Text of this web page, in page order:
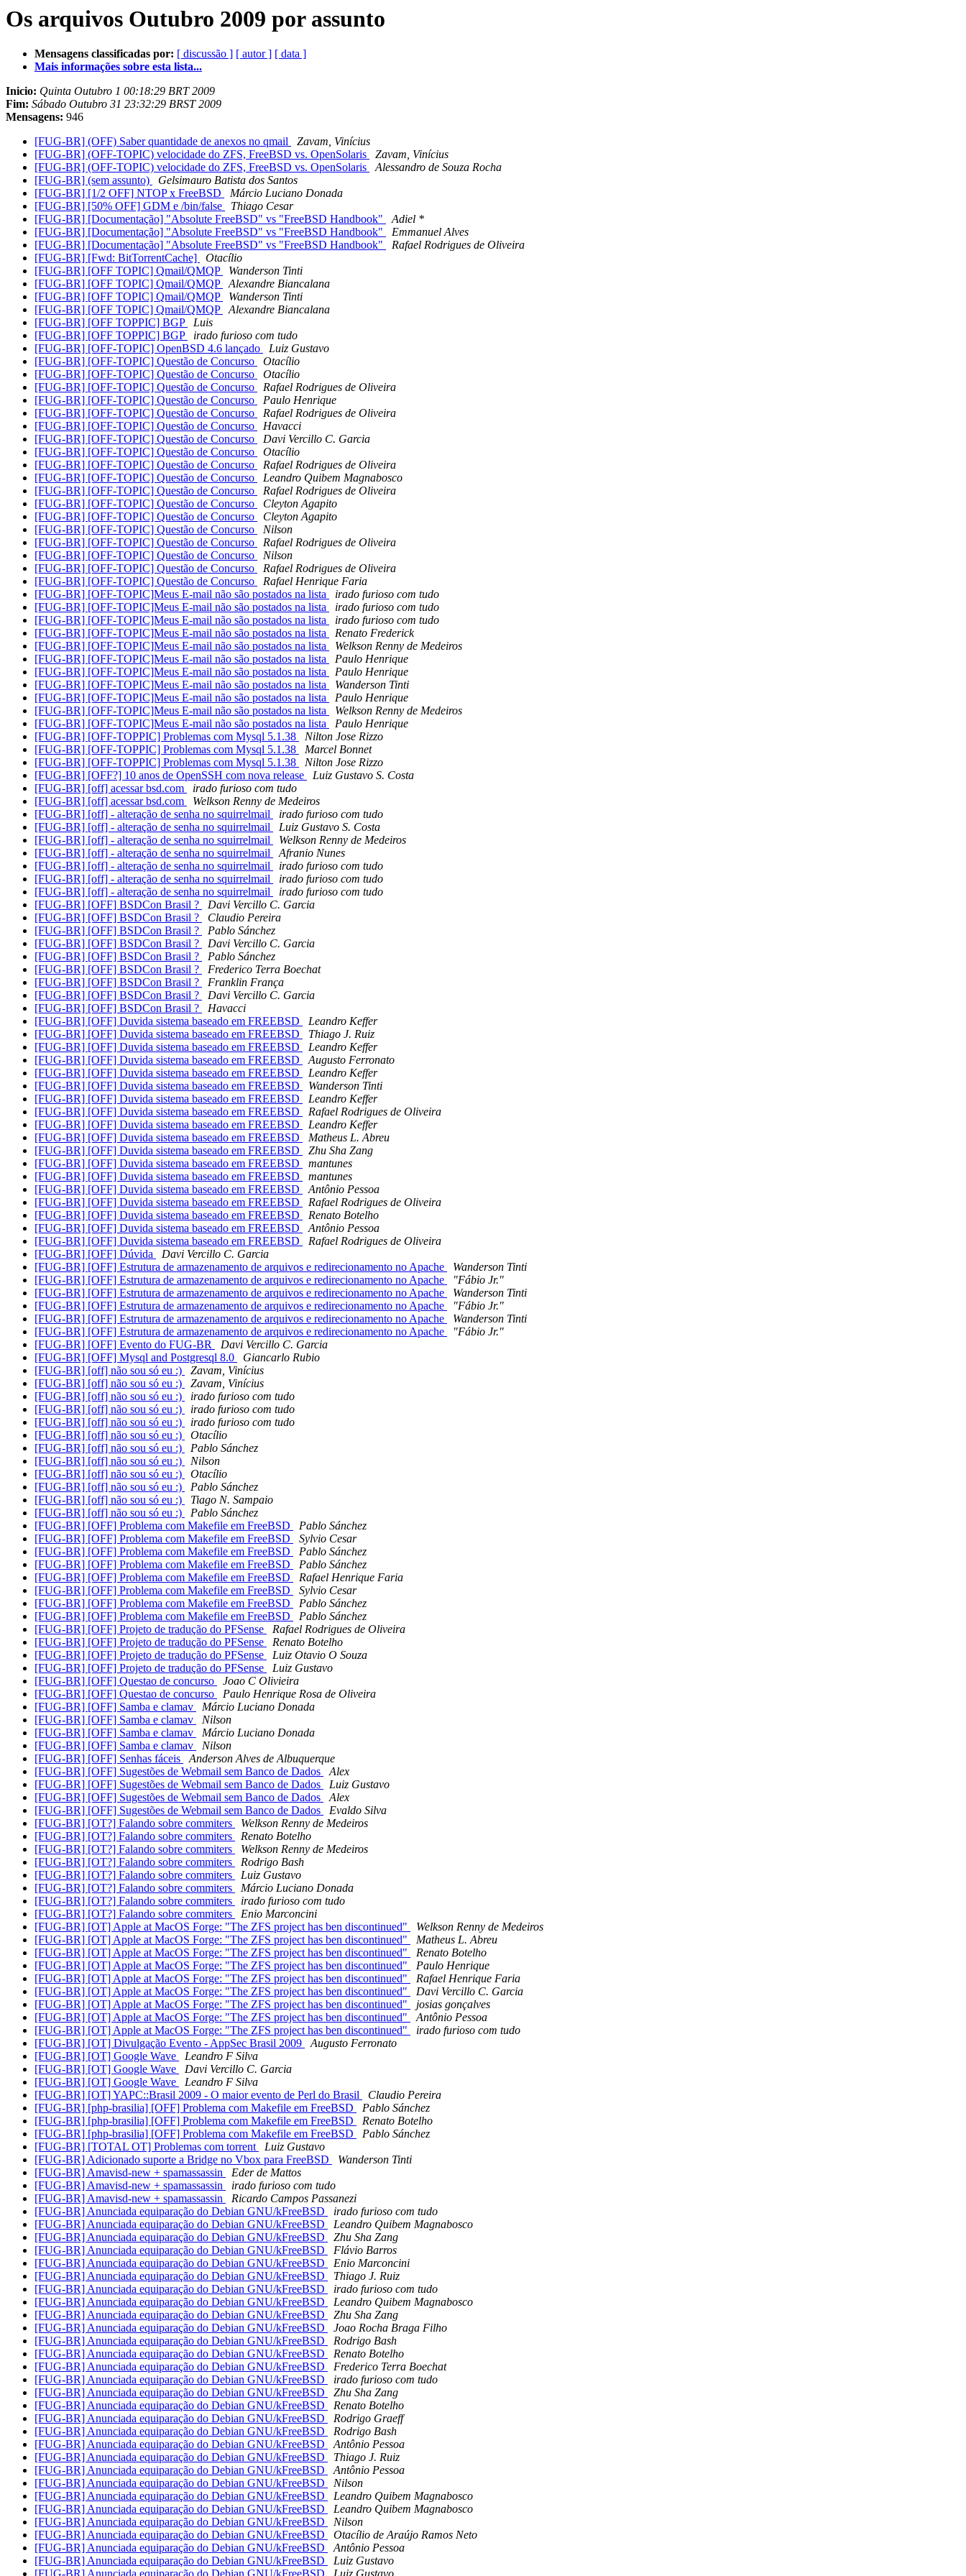
Os arquivos Outubro 2009 por assunto
Mensagens classificadas por: [ discussão ] [ autor ] [ data ]
Mais informações sobre esta lista...
Inicio: Quinta Outubro 1 00:18:29 BRT 2009
Fim: Sábado Outubro 31 23:32:29 BRST 2009
Mensagens: 946
[FUG-BR] (OFF) Saber quantidade de anexos no qmail
Zavam, Vinícius
[FUG-BR] (OFF-TOPIC) velocidade do ZFS, FreeBSD vs. OpenSolaris
Zavam, Vinícius
[FUG-BR] (OFF-TOPIC) velocidade do ZFS, FreeBSD vs. OpenSolaris
Alessandro de Souza Rocha
[FUG-BR] (sem assunto)
Gelsimauro Batista dos Santos
[FUG-BR] [1/2 OFF] NTOP x FreeBSD
Márcio Luciano Donada
[FUG-BR] [50% OFF] GDM e /bin/false
Thiago Cesar
[FUG-BR] [Documentação] "Absolute FreeBSD" vs "FreeBSD Handbook"
Adiel *
[FUG-BR] [Documentação] "Absolute FreeBSD" vs "FreeBSD Handbook"
Emmanuel Alves
[FUG-BR] [Documentação] "Absolute FreeBSD" vs "FreeBSD Handbook"
Rafael Rodrigues de Oliveira
[FUG-BR] [Fwd: BitTorrentCache]
Otacílio
[FUG-BR] [OFF TOPIC] Qmail/QMQP
Wanderson Tinti
[FUG-BR] [OFF TOPIC] Qmail/QMQP
Alexandre Biancalana
[FUG-BR] [OFF TOPIC] Qmail/QMQP
Wanderson Tinti
[FUG-BR] [OFF TOPIC] Qmail/QMQP
Alexandre Biancalana
[FUG-BR] [OFF TOPPIC] BGP
Luis
[FUG-BR] [OFF TOPPIC] BGP
irado furioso com tudo
[FUG-BR] [OFF-TOPIC] OpenBSD 4.6 lançado
Luiz Gustavo
[FUG-BR] [OFF-TOPIC] Questão de Concurso
Otacílio
[FUG-BR] [OFF-TOPIC] Questão de Concurso
Otacílio
[FUG-BR] [OFF-TOPIC] Questão de Concurso
Rafael Rodrigues de Oliveira
[FUG-BR] [OFF-TOPIC] Questão de Concurso
Paulo Henrique
[FUG-BR] [OFF-TOPIC] Questão de Concurso
Rafael Rodrigues de Oliveira
[FUG-BR] [OFF-TOPIC] Questão de Concurso
Havacci
[FUG-BR] [OFF-TOPIC] Questão de Concurso
Davi Vercillo C. Garcia
[FUG-BR] [OFF-TOPIC] Questão de Concurso
Otacílio
[FUG-BR] [OFF-TOPIC] Questão de Concurso
Rafael Rodrigues de Oliveira
[FUG-BR] [OFF-TOPIC] Questão de Concurso
Leandro Quibem Magnabosco
[FUG-BR] [OFF-TOPIC] Questão de Concurso
Rafael Rodrigues de Oliveira
[FUG-BR] [OFF-TOPIC] Questão de Concurso
Cleyton Agapito
[FUG-BR] [OFF-TOPIC] Questão de Concurso
Cleyton Agapito
[FUG-BR] [OFF-TOPIC] Questão de Concurso
Nilson
[FUG-BR] [OFF-TOPIC] Questão de Concurso
Rafael Rodrigues de Oliveira
[FUG-BR] [OFF-TOPIC] Questão de Concurso
Nilson
[FUG-BR] [OFF-TOPIC] Questão de Concurso
Rafael Rodrigues de Oliveira
[FUG-BR] [OFF-TOPIC] Questão de Concurso
Rafael Henrique Faria
[FUG-BR] [OFF-TOPIC]Meus E-mail não são postados na lista
irado furioso com tudo
[FUG-BR] [OFF-TOPIC]Meus E-mail não são postados na lista
irado furioso com tudo
[FUG-BR] [OFF-TOPIC]Meus E-mail não são postados na lista
irado furioso com tudo
[FUG-BR] [OFF-TOPIC]Meus E-mail não são postados na lista
Renato Frederick
[FUG-BR] [OFF-TOPIC]Meus E-mail não são postados na lista
Welkson Renny de Medeiros
[FUG-BR] [OFF-TOPIC]Meus E-mail não são postados na lista
Paulo Henrique
[FUG-BR] [OFF-TOPIC]Meus E-mail não são postados na lista
Paulo Henrique
[FUG-BR] [OFF-TOPIC]Meus E-mail não são postados na lista
Wanderson Tinti
[FUG-BR] [OFF-TOPIC]Meus E-mail não são postados na lista
Paulo Henrique
[FUG-BR] [OFF-TOPIC]Meus E-mail não são postados na lista
Welkson Renny de Medeiros
[FUG-BR] [OFF-TOPIC]Meus E-mail não são postados na lista
Paulo Henrique
[FUG-BR] [OFF-TOPPIC] Problemas com Mysql 5.1.38
Nilton Jose Rizzo
[FUG-BR] [OFF-TOPPIC] Problemas com Mysql 5.1.38
Marcel Bonnet
[FUG-BR] [OFF-TOPPIC] Problemas com Mysql 5.1.38
Nilton Jose Rizzo
[FUG-BR] [OFF?] 10 anos de OpenSSH com nova release
Luiz Gustavo S. Costa
[FUG-BR] [off] acessar bsd.com
irado furioso com tudo
[FUG-BR] [off] acessar bsd.com
Welkson Renny de Medeiros
[FUG-BR] [off] - alteração de senha no squirrelmail
irado furioso com tudo
[FUG-BR] [off] - alteração de senha no squirrelmail
Luiz Gustavo S. Costa
[FUG-BR] [off] - alteração de senha no squirrelmail
Welkson Renny de Medeiros
[FUG-BR] [off] - alteração de senha no squirrelmail
Afranio Nunes
[FUG-BR] [off] - alteração de senha no squirrelmail
irado furioso com tudo
[FUG-BR] [off] - alteração de senha no squirrelmail
irado furioso com tudo
[FUG-BR] [off] - alteração de senha no squirrelmail
irado furioso com tudo
[FUG-BR] [OFF] BSDCon Brasil ?
Davi Vercillo C. Garcia
[FUG-BR] [OFF] BSDCon Brasil ?
Claudio Pereira
[FUG-BR] [OFF] BSDCon Brasil ?
Pablo Sánchez
[FUG-BR] [OFF] BSDCon Brasil ?
Davi Vercillo C. Garcia
[FUG-BR] [OFF] BSDCon Brasil ?
Pablo Sánchez
[FUG-BR] [OFF] BSDCon Brasil ?
Frederico Terra Boechat
[FUG-BR] [OFF] BSDCon Brasil ?
Franklin França
[FUG-BR] [OFF] BSDCon Brasil ?
Davi Vercillo C. Garcia
[FUG-BR] [OFF] BSDCon Brasil ?
Havacci
[FUG-BR] [OFF] Duvida sistema baseado em FREEBSD
Leandro Keffer
[FUG-BR] [OFF] Duvida sistema baseado em FREEBSD
Thiago J. Ruiz
[FUG-BR] [OFF] Duvida sistema baseado em FREEBSD
Leandro Keffer
[FUG-BR] [OFF] Duvida sistema baseado em FREEBSD
Augusto Ferronato
[FUG-BR] [OFF] Duvida sistema baseado em FREEBSD
Leandro Keffer
[FUG-BR] [OFF] Duvida sistema baseado em FREEBSD
Wanderson Tinti
[FUG-BR] [OFF] Duvida sistema baseado em FREEBSD
Leandro Keffer
[FUG-BR] [OFF] Duvida sistema baseado em FREEBSD
Rafael Rodrigues de Oliveira
[FUG-BR] [OFF] Duvida sistema baseado em FREEBSD
Leandro Keffer
[FUG-BR] [OFF] Duvida sistema baseado em FREEBSD
Matheus L. Abreu
[FUG-BR] [OFF] Duvida sistema baseado em FREEBSD
Zhu Sha Zang
[FUG-BR] [OFF] Duvida sistema baseado em FREEBSD
mantunes
[FUG-BR] [OFF] Duvida sistema baseado em FREEBSD
mantunes
[FUG-BR] [OFF] Duvida sistema baseado em FREEBSD
Antônio Pessoa
[FUG-BR] [OFF] Duvida sistema baseado em FREEBSD
Rafael Rodrigues de Oliveira
[FUG-BR] [OFF] Duvida sistema baseado em FREEBSD
Renato Botelho
[FUG-BR] [OFF] Duvida sistema baseado em FREEBSD
Antônio Pessoa
[FUG-BR] [OFF] Duvida sistema baseado em FREEBSD
Rafael Rodrigues de Oliveira
[FUG-BR] [OFF] Dúvida
Davi Vercillo C. Garcia
[FUG-BR] [OFF] Estrutura de armazenamento de arquivos e redirecionamento no Apache
Wanderson Tinti
[FUG-BR] [OFF] Estrutura de armazenamento de arquivos e redirecionamento no Apache
"Fábio Jr."
[FUG-BR] [OFF] Estrutura de armazenamento de arquivos e redirecionamento no Apache
Wanderson Tinti
[FUG-BR] [OFF] Estrutura de armazenamento de arquivos e redirecionamento no Apache
"Fábio Jr."
[FUG-BR] [OFF] Estrutura de armazenamento de arquivos e redirecionamento no Apache
Wanderson Tinti
[FUG-BR] [OFF] Estrutura de armazenamento de arquivos e redirecionamento no Apache
"Fábio Jr."
[FUG-BR] [OFF] Evento do FUG-BR
Davi Vercillo C. Garcia
[FUG-BR] [OFF] Mysql and Postgresql 8.0
Giancarlo Rubio
[FUG-BR] [off] não sou só eu :)
Zavam, Vinícius
[FUG-BR] [off] não sou só eu :)
Zavam, Vinícius
[FUG-BR] [off] não sou só eu :)
irado furioso com tudo
[FUG-BR] [off] não sou só eu :)
irado furioso com tudo
[FUG-BR] [off] não sou só eu :)
irado furioso com tudo
[FUG-BR] [off] não sou só eu :)
Otacílio
[FUG-BR] [off] não sou só eu :)
Pablo Sánchez
[FUG-BR] [off] não sou só eu :)
Nilson
[FUG-BR] [off] não sou só eu :)
Otacílio
[FUG-BR] [off] não sou só eu :)
Pablo Sánchez
[FUG-BR] [off] não sou só eu :)
Tiago N. Sampaio
[FUG-BR] [off] não sou só eu :)
Pablo Sánchez
[FUG-BR] [OFF] Problema com Makefile em FreeBSD
Pablo Sánchez
[FUG-BR] [OFF] Problema com Makefile em FreeBSD
Sylvio Cesar
[FUG-BR] [OFF] Problema com Makefile em FreeBSD
Pablo Sánchez
[FUG-BR] [OFF] Problema com Makefile em FreeBSD
Pablo Sánchez
[FUG-BR] [OFF] Problema com Makefile em FreeBSD
Rafael Henrique Faria
[FUG-BR] [OFF] Problema com Makefile em FreeBSD
Sylvio Cesar
[FUG-BR] [OFF] Problema com Makefile em FreeBSD
Pablo Sánchez
[FUG-BR] [OFF] Problema com Makefile em FreeBSD
Pablo Sánchez
[FUG-BR] [OFF] Projeto de tradução do PFSense
Rafael Rodrigues de Oliveira
[FUG-BR] [OFF] Projeto de tradução do PFSense
Renato Botelho
[FUG-BR] [OFF] Projeto de tradução do PFSense
Luiz Otavio O Souza
[FUG-BR] [OFF] Projeto de tradução do PFSense
Luiz Gustavo
[FUG-BR] [OFF] Questao de concurso
Joao C Olivieira
[FUG-BR] [OFF] Questao de concurso
Paulo Henrique Rosa de Oliveira
[FUG-BR] [OFF] Samba e clamav
Márcio Luciano Donada
[FUG-BR] [OFF] Samba e clamav
Nilson
[FUG-BR] [OFF] Samba e clamav
Márcio Luciano Donada
[FUG-BR] [OFF] Samba e clamav
Nilson
[FUG-BR] [OFF] Senhas fáceis
Anderson Alves de Albuquerque
[FUG-BR] [OFF] Sugestões de Webmail sem Banco de Dados
Alex
[FUG-BR] [OFF] Sugestões de Webmail sem Banco de Dados
Luiz Gustavo
[FUG-BR] [OFF] Sugestões de Webmail sem Banco de Dados
Alex
[FUG-BR] [OFF] Sugestões de Webmail sem Banco de Dados
Evaldo Silva
[FUG-BR] [OT?] Falando sobre commiters
Welkson Renny de Medeiros
[FUG-BR] [OT?] Falando sobre commiters
Renato Botelho
[FUG-BR] [OT?] Falando sobre commiters
Welkson Renny de Medeiros
[FUG-BR] [OT?] Falando sobre commiters
Rodrigo Bash
[FUG-BR] [OT?] Falando sobre commiters
Luiz Gustavo
[FUG-BR] [OT?] Falando sobre commiters
Márcio Luciano Donada
[FUG-BR] [OT?] Falando sobre commiters
irado furioso com tudo
[FUG-BR] [OT?] Falando sobre commiters
Enio Marconcini
[FUG-BR] [OT] Apple at MacOS Forge: "The ZFS project has ben discontinued"
Welkson Renny de Medeiros
[FUG-BR] [OT] Apple at MacOS Forge: "The ZFS project has ben discontinued"
Matheus L. Abreu
[FUG-BR] [OT] Apple at MacOS Forge: "The ZFS project has ben discontinued"
Renato Botelho
[FUG-BR] [OT] Apple at MacOS Forge: "The ZFS project has ben discontinued"
Paulo Henrique
[FUG-BR] [OT] Apple at MacOS Forge: "The ZFS project has ben discontinued"
Rafael Henrique Faria
[FUG-BR] [OT] Apple at MacOS Forge: "The ZFS project has ben discontinued"
Davi Vercillo C. Garcia
[FUG-BR] [OT] Apple at MacOS Forge: "The ZFS project has ben discontinued"
josias gonçalves
[FUG-BR] [OT] Apple at MacOS Forge: "The ZFS project has ben discontinued"
Antônio Pessoa
[FUG-BR] [OT] Apple at MacOS Forge: "The ZFS project has ben discontinued"
irado furioso com tudo
[FUG-BR] [OT] Divulgação Evento - AppSec Brasil 2009
Augusto Ferronato
[FUG-BR] [OT] Google Wave
Leandro F Silva
[FUG-BR] [OT] Google Wave
Davi Vercillo C. Garcia
[FUG-BR] [OT] Google Wave
Leandro F Silva
[FUG-BR] [OT] YAPC::Brasil 2009 - O maior evento de Perl do Brasil
Claudio Pereira
[FUG-BR] [php-brasilia] [OFF] Problema com Makefile em FreeBSD
Pablo Sánchez
[FUG-BR] [php-brasilia] [OFF] Problema com Makefile em FreeBSD
Renato Botelho
[FUG-BR] [php-brasilia] [OFF] Problema com Makefile em FreeBSD
Pablo Sánchez
[FUG-BR] [TOTAL OT] Problemas com torrent
Luiz Gustavo
[FUG-BR] Adicionado suporte a Bridge no Vbox para FreeBSD
Wanderson Tinti
[FUG-BR] Amavisd-new + spamassassin
Eder de Mattos
[FUG-BR] Amavisd-new + spamassassin
irado furioso com tudo
[FUG-BR] Amavisd-new + spamassassin
Ricardo Campos Passanezi
[FUG-BR] Anunciada equiparação do Debian GNU/kFreeBSD
irado furioso com tudo
[FUG-BR] Anunciada equiparação do Debian GNU/kFreeBSD
Leandro Quibem Magnabosco
[FUG-BR] Anunciada equiparação do Debian GNU/kFreeBSD
Zhu Sha Zang
[FUG-BR] Anunciada equiparação do Debian GNU/kFreeBSD
Flávio Barros
[FUG-BR] Anunciada equiparação do Debian GNU/kFreeBSD
Enio Marconcini
[FUG-BR] Anunciada equiparação do Debian GNU/kFreeBSD
Thiago J. Ruiz
[FUG-BR] Anunciada equiparação do Debian GNU/kFreeBSD
irado furioso com tudo
[FUG-BR] Anunciada equiparação do Debian GNU/kFreeBSD
Leandro Quibem Magnabosco
[FUG-BR] Anunciada equiparação do Debian GNU/kFreeBSD
Zhu Sha Zang
[FUG-BR] Anunciada equiparação do Debian GNU/kFreeBSD
Joao Rocha Braga Filho
[FUG-BR] Anunciada equiparação do Debian GNU/kFreeBSD
Rodrigo Bash
[FUG-BR] Anunciada equiparação do Debian GNU/kFreeBSD
Renato Botelho
[FUG-BR] Anunciada equiparação do Debian GNU/kFreeBSD
Frederico Terra Boechat
[FUG-BR] Anunciada equiparação do Debian GNU/kFreeBSD
irado furioso com tudo
[FUG-BR] Anunciada equiparação do Debian GNU/kFreeBSD
Zhu Sha Zang
[FUG-BR] Anunciada equiparação do Debian GNU/kFreeBSD
Renato Botelho
[FUG-BR] Anunciada equiparação do Debian GNU/kFreeBSD
Rodrigo Graeff
[FUG-BR] Anunciada equiparação do Debian GNU/kFreeBSD
Rodrigo Bash
[FUG-BR] Anunciada equiparação do Debian GNU/kFreeBSD
Antônio Pessoa
[FUG-BR] Anunciada equiparação do Debian GNU/kFreeBSD
Thiago J. Ruiz
[FUG-BR] Anunciada equiparação do Debian GNU/kFreeBSD
Antônio Pessoa
[FUG-BR] Anunciada equiparação do Debian GNU/kFreeBSD
Nilson
[FUG-BR] Anunciada equiparação do Debian GNU/kFreeBSD
Leandro Quibem Magnabosco
[FUG-BR] Anunciada equiparação do Debian GNU/kFreeBSD
Leandro Quibem Magnabosco
[FUG-BR] Anunciada equiparação do Debian GNU/kFreeBSD
Nilson
[FUG-BR] Anunciada equiparação do Debian GNU/kFreeBSD
Otacílio de Araújo Ramos Neto
[FUG-BR] Anunciada equiparação do Debian GNU/kFreeBSD
Antônio Pessoa
[FUG-BR] Anunciada equiparação do Debian GNU/kFreeBSD
Luiz Gustavo